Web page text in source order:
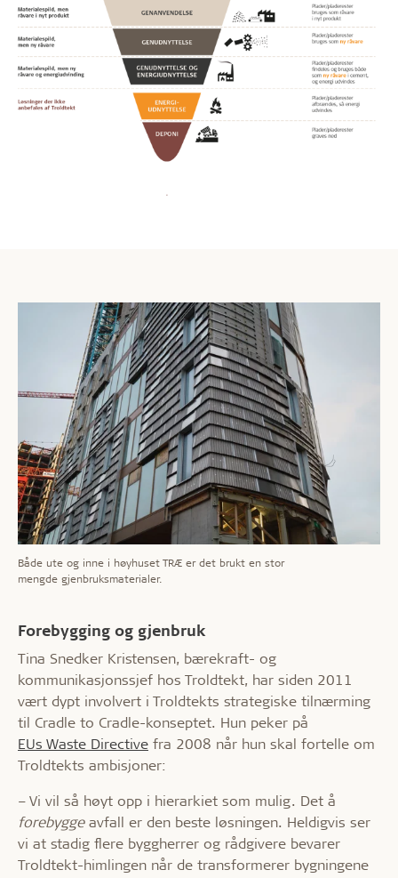
Både ute og inne i høyhuset TRÆ er det brukt en stor
mengde gjenbruksmaterialer.
Forebygging og gjenbruk
Tina Snedker Kristensen, bærekraft- og
kommunikasjonssjef hos Troldtekt, har siden 2011
vært dypt involvert i Troldtekts strategiske tilnærming
til Cradle to Cradle-konseptet. Hun peker på
EUs Waste Directive fra 2008 når hun skal fortelle om
Troldtekts ambisjoner:
– Vi vil så høyt opp i hierarkiet som mulig. Det å
forebyggeavfall er den beste løsningen. Heldigvis ser
vi at stadig flere byggherrer og rådgivere bevarer
Troldtekt-himlingen når de transformerer bygningene